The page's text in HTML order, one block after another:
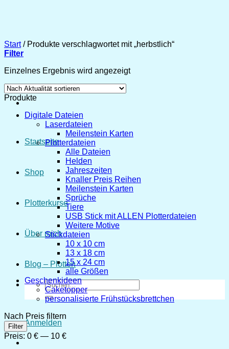
Startseite
Shop
Plotterkurse
Über mich
Blog – Plotten
Suchen
nach:
Anmelden
Start /Produkte verschlagwortet mit „herbstlich“
Filter
Einzelnes Ergebnis wird angezeigt
Produkte
Digitale Dateien
Laserdateien
Meilenstein Karten
Plotterdateien
Alle Dateien
Helden
Jahreszeiten
Knaller Preis Reihen
Meilenstein Karten
Sprüche
Tiere
USB Stick mit ALLEN Plotterdateien
Weitere Motive
Stickdateien
10 x 10 cm
13 x 18 cm
15 x 24 cm
alle Größen
Geschenkideen
Caketopper
personalisierte Frühstücksbrettchen
Nach Preis filtern
Min.
Preis
Max.
Preis
Filter
Preis: 0 € — 10 €